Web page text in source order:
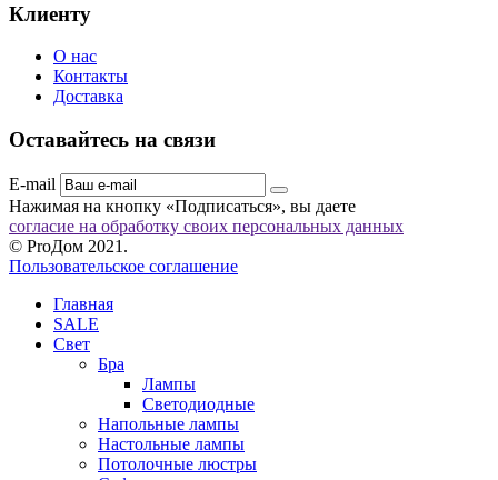
Клиенту
О нас
Контакты
Доставка
Оставайтесь на связи
E-mail
Нажимая на кнопку «Подписаться», вы даете
согласие на обработку своих персональных данных
© ProДом 2021.
Пользовательское соглашение
Главная
SALE
Свет
Бра
Лампы
Светодиодные
Напольные лампы
Настольные лампы
Потолочные люстры